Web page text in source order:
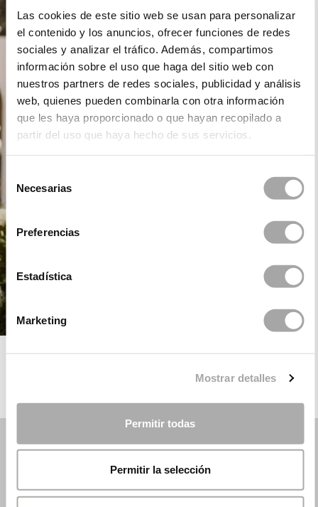
Las cookies de este sitio web se usan para personalizar
el contenido y los anuncios, ofrecer funciones de redes
sociales y analizar el tráfico. Además, compartimos
información sobre el uso que haga del sitio web con
nuestros partners de redes sociales, publicidad y análisis
web, quienes pueden combinarla con otra información
que les haya proporcionado o que hayan recopilado a
partir del uso que haya hecho de sus servicios.
consentimiento
Necesarias
Preferencias
Estadística
Marketing
Mostrar detalles
Permitir todas
Permitir la selección